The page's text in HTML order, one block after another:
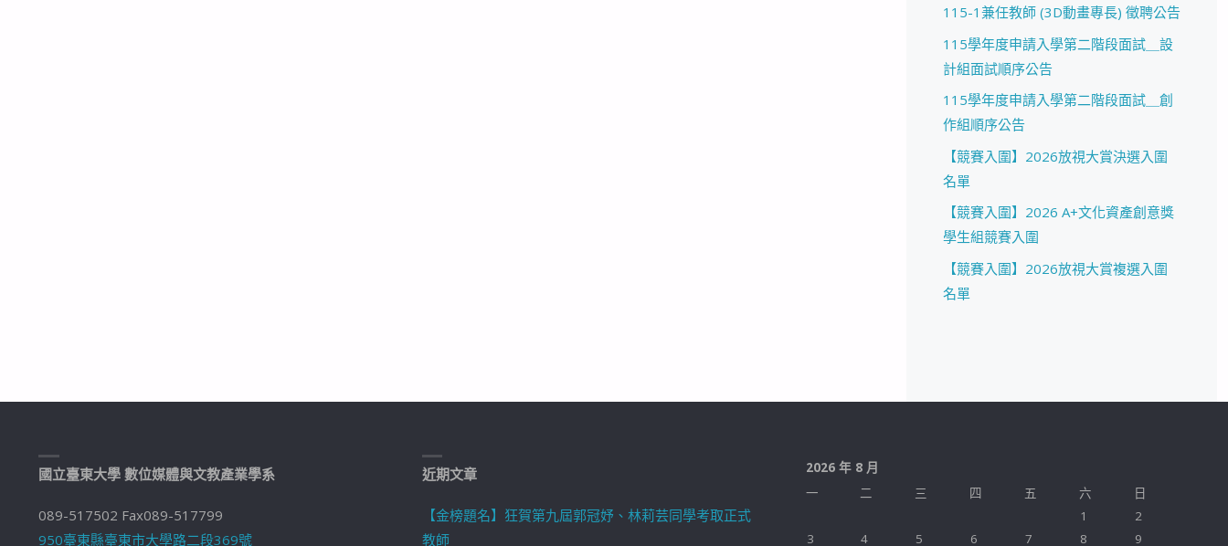
115-1兼任教師 (3D動畫專長) 徵聘公告
115學年度申請入學第二階段面試＿設
計組面試順序公告
115學年度申請入學第二階段面試＿創
作組順序公告
【競賽入圍】2026放視大賞決選入圍
名單
【競賽入圍】2026 A+文化資產創意獎
學生組競賽入圍
【競賽入圍】2026放視大賞複選入圍
名單
國立臺東大學 數位媒體與文教產業學系
089-517502 Fax089-517799
950臺東縣臺東市大學路二段369號
近期文章
【金榜題名】狂賀第九屆郭冠妤、林莉芸同學考取正式
教師
2026 年 8 月
一
二 三 四 五 六
日
1
2
3
4 5 6 7 8 9